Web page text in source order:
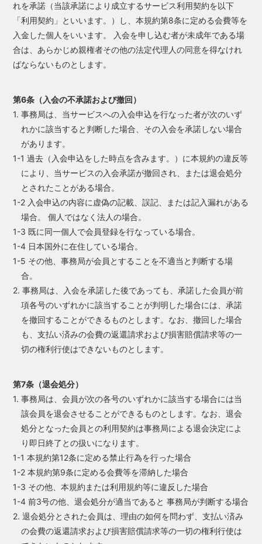
れを承諾（当該承諾により成立するサービス利用契約を以下
「利用契約」といいます。）し、本規約第8条に定める会費等を
入金した個人をいいます。 入会を申し込む者が未成年である場
合は、あらかじめ親権者その他の法定代理人の同意を得なけれ
ばならないものとします。
第6条（入会の不承諾および撤回）
1. 事務局は、当サービスへの入会申込を行なった者が次のいず
れかに該当すると判断した場合、その入会を承諾しない場合
があります。
1-1 過去（入会申込をした時点を含みます。）に本規約の違反等
により、当サービスの入会承諾が撤回され、または退会処分
とされたことがある場合。
1-2 入会申込の内容に虚偽の記載、誤記、または記入漏れがある
場合。 個人ではなく法人の場合。
1-3 既に同一個人で会員登録を行なっている場合。
1-4 日本国外に在住している場合。
1-5 その他、事務局が会員とすることを不適当と判断する場
合。
2. 事務局は、入会を承諾した後であっても、承諾した会員が前
項各号のいずれかに該当することが判明した場合には、承諾
を撤回することができるものとします。なお、撤回した場合
も、支払い済みの会費の返還請求および損害賠償請求等の一
切の権利行使はできないものとします。
第7条（退会処分）
1. 事務局は、会員が次の各号のいずれかに該当する場合には当
該会員を退会させることができるものとします。なお、退会
処分となった会員との利用契約は事務局による退会決定によ
り即日終了との扱いになります。
1-1 本規約第12条に定める禁止行為を行った場合
1-2 本規約第9条に定める会費等を滞納した場合
1-3 その他、本規約または利用規約等に違反した場合
1-4 前3号の他、退会処分が適当であると 事務局が判断する場合
2. 退会処分とされた会員は、理由の如何を問わず、支払い済み
の会費の返還請求および損害賠償請求等の一切の権利行使は